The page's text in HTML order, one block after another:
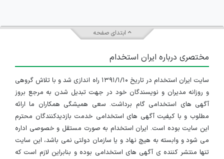
ابتدای صفحه
مختصری درباره ایران استخدام
سایت ایران استخدام در تاریخ ۱۳۹۱/۱/۱۰ راه اندازی شد و با تلاش گروهی
و روزانه مدیران و نویسندگان خود در جهت تبدیل شدن به مرجع بروز
آگهی های استخدامی گام برداشت. سعی همیشگی همکاران ما ارائه
مطلوب و با کیفیت آگهی های استخدامی خدمت بازدیدکنندگان محترم
این سایت بوده است. ایران استخدام به صورت مستقل و خصوصی اداره
می شود و وابسته به هیچ نهاد و یا سازمان دولتی نمی باشد، این سایت
تنها منتشر کننده ی آگهی های استخدامی بوده و بنابراین لازم است که